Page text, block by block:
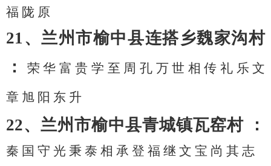
福 陇 原
21、兰州市榆中县连搭乡魏家沟村
：
荣 华 富 贵 学 至 周 孔 万 世 相 传 礼 乐 文
章 旭 阳 东 升
22、兰州市榆中县青城镇瓦窑村 ：
秦 国 守 光 秉 泰 相 承 登 福 继 文 宝 尚 其 志